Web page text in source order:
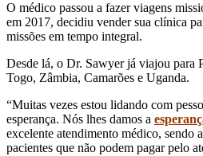
O médico passou a fazer viagens
em 2017, decidiu vender sua clínica
missões em tempo integral.
Desde lá, o Dr. Sawyer já viajou para
Togo, Zâmbia, Camarões e Uganda.
“Muitas vezes estou lidando com
esperança. Nós lhes damos a
excelente atendimento médico, sendo
pacientes que não podem pagar pelo